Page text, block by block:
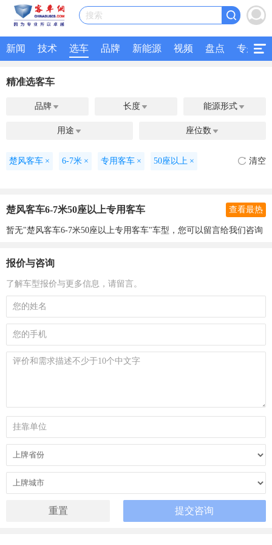
搜索
新闻 技术 选车 品牌 新能源 视频 盘点 专题
精准选客车
品牌  长度  能源形式 
用途  座位数 
楚风客车 × 6-7米 × 专用客车 × 50座以上 × 清空
楚风客车6-7米50座以上专用客车 查看最热
暂无"楚风客车6-7米50座以上专用客车"车型，您可以留言给我们咨询
报价与咨询
了解车型报价与更多信息，请留言。